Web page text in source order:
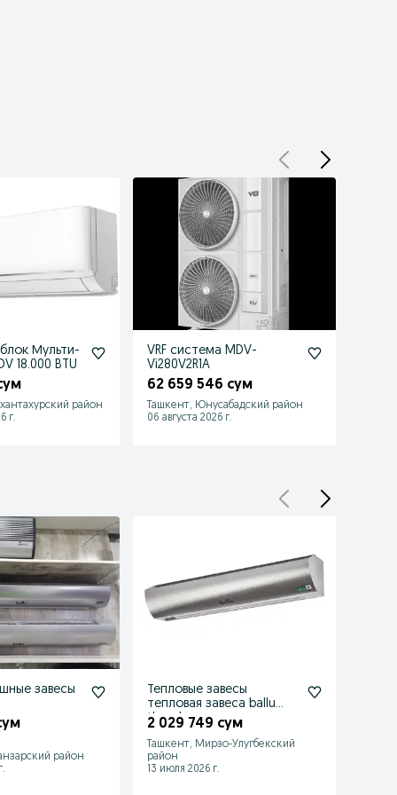
Мульти-
18.000 BTU
район
г.
VRF система MDV-
Vi280V2R1A
62 659 546 сум
Ташкент, Юнусабадский район
06 августа 2026 г.
завесы
район
Тепловые завесы
тепловая завеса ballu
theadoor zavesa
2 029 749 сум
Ташкент, Мирзо-Улугбекский
район
13 июля 2026 г.